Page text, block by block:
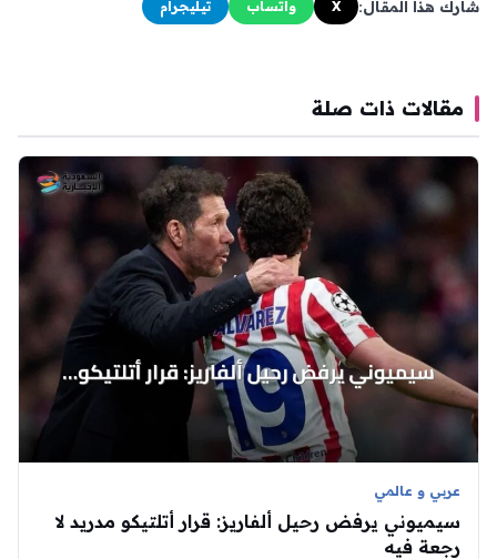
شارك هذا المقال: X واتساب تيليجرام
مقالات ذات صلة
عربي و عالمي
سيميوني يرفض رحيل ألفاريز: قرار أتلتيكو مدريد لا
رجعة فيه